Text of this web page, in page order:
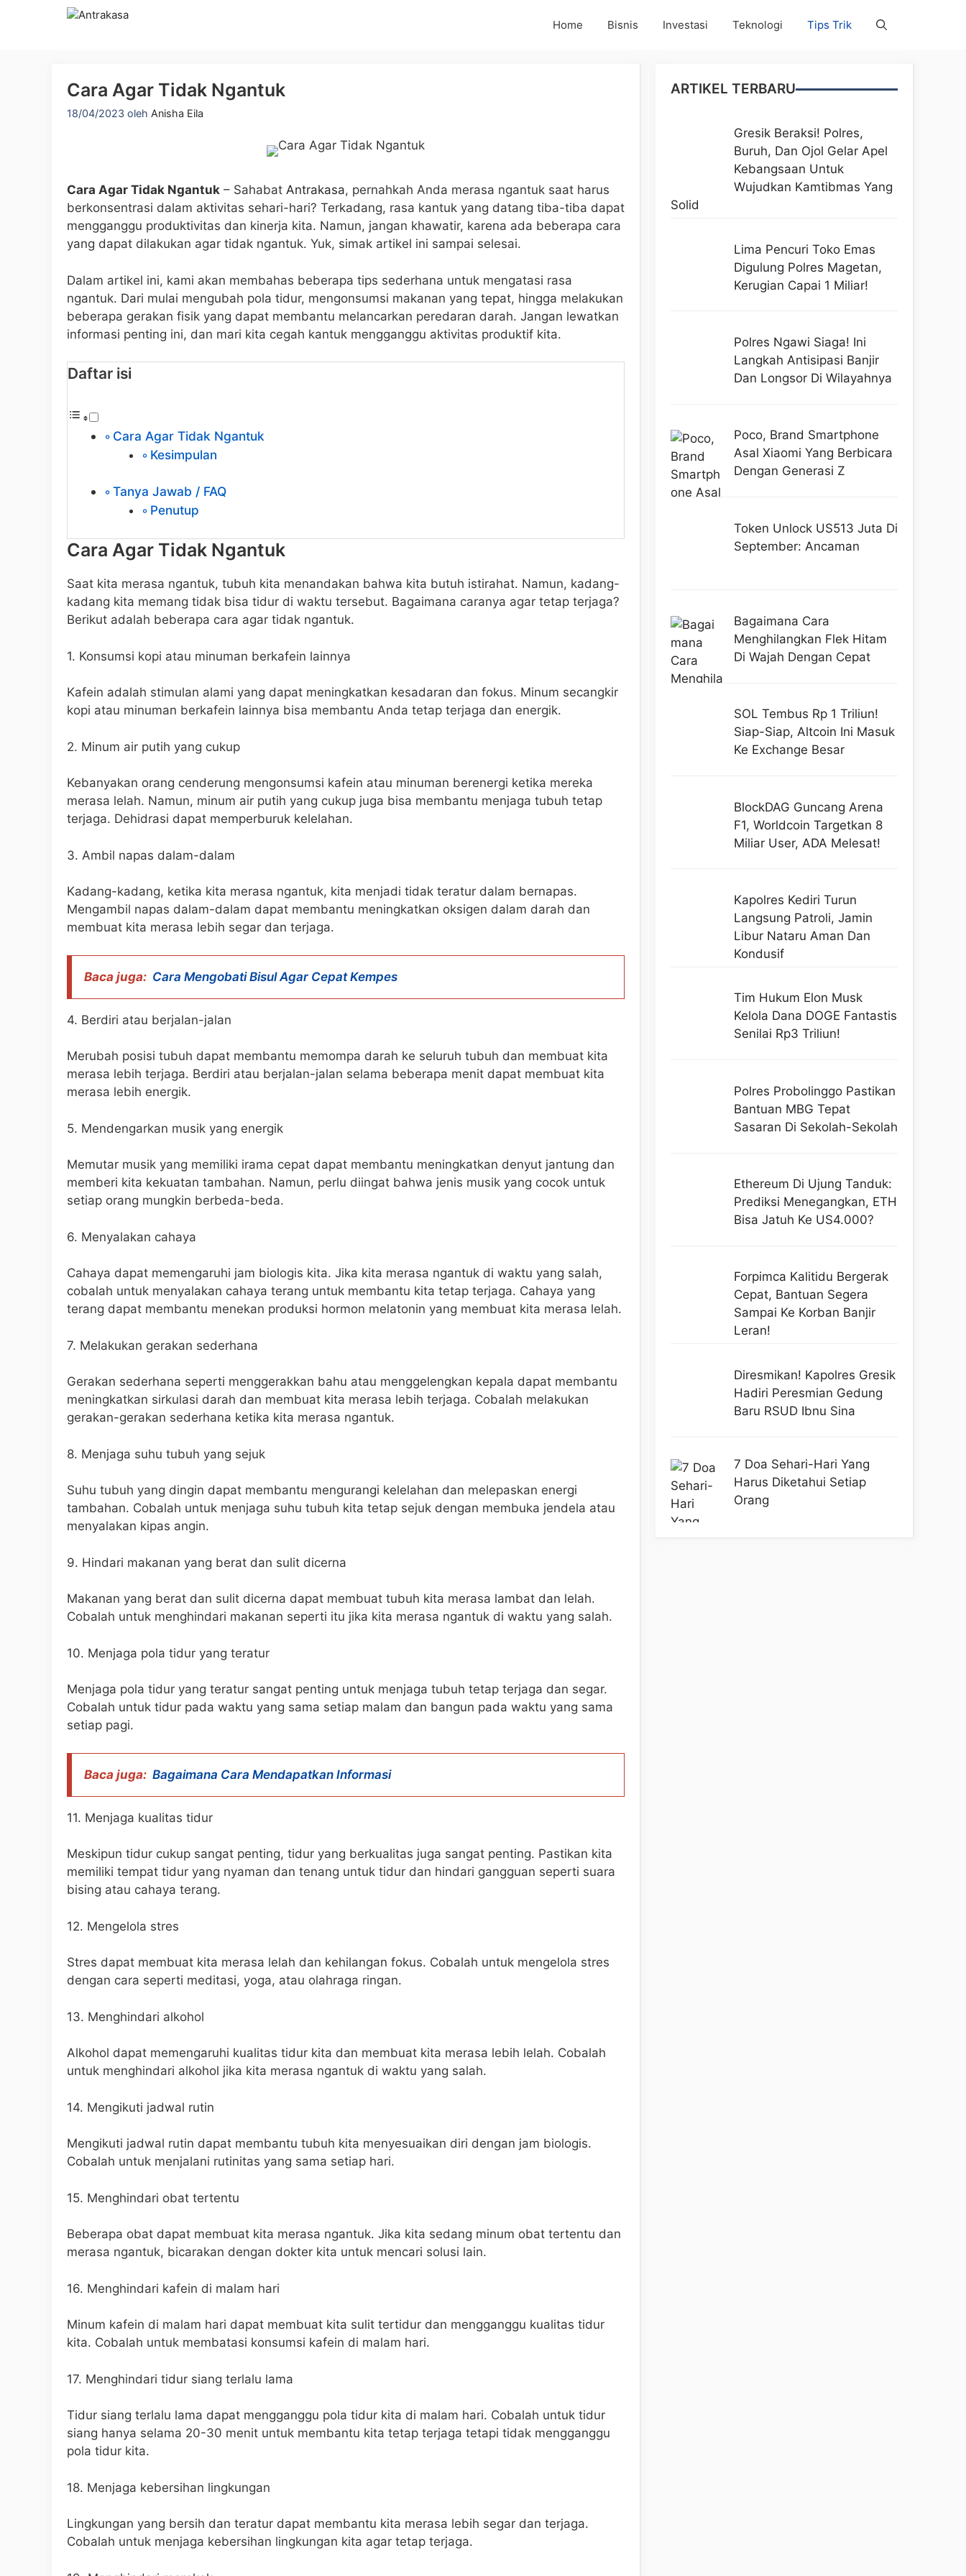
Home Bisnis Investasi Teknologi Tips Trik
Cara Agar Tidak Ngantuk
18/04/2023 oleh Anisha Eila
Cara Agar Tidak Ngantuk – Sahabat Antrakasa, pernahkah Anda merasa ngantuk saat harus
berkonsentrasi dalam aktivitas sehari-hari? Terkadang, rasa kantuk yang datang tiba-tiba dapat
mengganggu produktivitas dan kinerja kita. Namun, jangan khawatir, karena ada beberapa cara
yang dapat dilakukan agar tidak ngantuk. Yuk, simak artikel ini sampai selesai.
Dalam artikel ini, kami akan membahas beberapa tips sederhana untuk mengatasi rasa
ngantuk. Dari mulai mengubah pola tidur, mengonsumsi makanan yang tepat, hingga melakukan
beberapa gerakan fisik yang dapat membantu melancarkan peredaran darah. Jangan lewatkan
informasi penting ini, dan mari kita cegah kantuk mengganggu aktivitas produktif kita.
Daftar isi
Cara Agar Tidak Ngantuk
Kesimpulan
Tanya Jawab / FAQ
Penutup
Cara Agar Tidak Ngantuk
Saat kita merasa ngantuk, tubuh kita menandakan bahwa kita butuh istirahat. Namun, kadang-
kadang kita memang tidak bisa tidur di waktu tersebut. Bagaimana caranya agar tetap terjaga?
Berikut adalah beberapa cara agar tidak ngantuk.
1. Konsumsi kopi atau minuman berkafein lainnya
Kafein adalah stimulan alami yang dapat meningkatkan kesadaran dan fokus. Minum secangkir
kopi atau minuman berkafein lainnya bisa membantu Anda tetap terjaga dan energik.
2. Minum air putih yang cukup
Kebanyakan orang cenderung mengonsumsi kafein atau minuman berenergi ketika mereka
merasa lelah. Namun, minum air putih yang cukup juga bisa membantu menjaga tubuh tetap
terjaga. Dehidrasi dapat memperburuk kelelahan.
3. Ambil napas dalam-dalam
Kadang-kadang, ketika kita merasa ngantuk, kita menjadi tidak teratur dalam bernapas.
Mengambil napas dalam-dalam dapat membantu meningkatkan oksigen dalam darah dan
membuat kita merasa lebih segar dan terjaga.
Baca juga: Cara Mengobati Bisul Agar Cepat Kempes
4. Berdiri atau berjalan-jalan
Merubah posisi tubuh dapat membantu memompa darah ke seluruh tubuh dan membuat kita
merasa lebih terjaga. Berdiri atau berjalan-jalan selama beberapa menit dapat membuat kita
merasa lebih energik.
5. Mendengarkan musik yang energik
Memutar musik yang memiliki irama cepat dapat membantu meningkatkan denyut jantung dan
memberi kita kekuatan tambahan. Namun, perlu diingat bahwa jenis musik yang cocok untuk
setiap orang mungkin berbeda-beda.
6. Menyalakan cahaya
Cahaya dapat memengaruhi jam biologis kita. Jika kita merasa ngantuk di waktu yang salah,
cobalah untuk menyalakan cahaya terang untuk membantu kita tetap terjaga. Cahaya yang
terang dapat membantu menekan produksi hormon melatonin yang membuat kita merasa lelah.
7. Melakukan gerakan sederhana
Gerakan sederhana seperti menggerakkan bahu atau menggelengkan kepala dapat membantu
meningkatkan sirkulasi darah dan membuat kita merasa lebih terjaga. Cobalah melakukan
gerakan-gerakan sederhana ketika kita merasa ngantuk.
8. Menjaga suhu tubuh yang sejuk
Suhu tubuh yang dingin dapat membantu mengurangi kelelahan dan melepaskan energi
tambahan. Cobalah untuk menjaga suhu tubuh kita tetap sejuk dengan membuka jendela atau
menyalakan kipas angin.
9. Hindari makanan yang berat dan sulit dicerna
Makanan yang berat dan sulit dicerna dapat membuat tubuh kita merasa lambat dan lelah.
Cobalah untuk menghindari makanan seperti itu jika kita merasa ngantuk di waktu yang salah.
10. Menjaga pola tidur yang teratur
Menjaga pola tidur yang teratur sangat penting untuk menjaga tubuh tetap terjaga dan segar.
Cobalah untuk tidur pada waktu yang sama setiap malam dan bangun pada waktu yang sama
setiap pagi.
Baca juga: Bagaimana Cara Mendapatkan Informasi
11. Menjaga kualitas tidur
Meskipun tidur cukup sangat penting, tidur yang berkualitas juga sangat penting. Pastikan kita
memiliki tempat tidur yang nyaman dan tenang untuk tidur dan hindari gangguan seperti suara
bising atau cahaya terang.
12. Mengelola stres
Stres dapat membuat kita merasa lelah dan kehilangan fokus. Cobalah untuk mengelola stres
dengan cara seperti meditasi, yoga, atau olahraga ringan.
13. Menghindari alkohol
Alkohol dapat memengaruhi kualitas tidur kita dan membuat kita merasa lebih lelah. Cobalah
untuk menghindari alkohol jika kita merasa ngantuk di waktu yang salah.
14. Mengikuti jadwal rutin
Mengikuti jadwal rutin dapat membantu tubuh kita menyesuaikan diri dengan jam biologis.
Cobalah untuk menjalani rutinitas yang sama setiap hari.
15. Menghindari obat tertentu
Beberapa obat dapat membuat kita merasa ngantuk. Jika kita sedang minum obat tertentu dan
merasa ngantuk, bicarakan dengan dokter kita untuk mencari solusi lain.
16. Menghindari kafein di malam hari
Minum kafein di malam hari dapat membuat kita sulit tertidur dan mengganggu kualitas tidur
kita. Cobalah untuk membatasi konsumsi kafein di malam hari.
17. Menghindari tidur siang terlalu lama
Tidur siang terlalu lama dapat mengganggu pola tidur kita di malam hari. Cobalah untuk tidur
siang hanya selama 20-30 menit untuk membantu kita tetap terjaga tetapi tidak mengganggu
pola tidur kita.
18. Menjaga kebersihan lingkungan
Lingkungan yang bersih dan teratur dapat membantu kita merasa lebih segar dan terjaga.
Cobalah untuk menjaga kebersihan lingkungan kita agar tetap terjaga.
ARTIKEL TERBARU
Gresik Beraksi! Polres,
Buruh, Dan Ojol Gelar Apel
Kebangsaan Untuk
Wujudkan Kamtibmas Yang
Solid
Lima Pencuri Toko Emas
Digulung Polres Magetan,
Kerugian Capai 1 Miliar!
Polres Ngawi Siaga! Ini
Langkah Antisipasi Banjir
Dan Longsor Di Wilayahnya
Poco, Brand Smartphone
Asal Xiaomi Yang Berbicara
Dengan Generasi Z
Token Unlock US513 Juta Di
September: Ancaman
Bagaimana Cara
Menghilangkan Flek Hitam
Di Wajah Dengan Cepat
SOL Tembus Rp 1 Triliun!
Siap-Siap, Altcoin Ini Masuk
Ke Exchange Besar
BlockDAG Guncang Arena
F1, Worldcoin Targetkan 8
Miliar User, ADA Melesat!
Kapolres Kediri Turun
Langsung Patroli, Jamin
Libur Nataru Aman Dan
Kondusif
Tim Hukum Elon Musk
Kelola Dana DOGE Fantastis
Senilai Rp3 Triliun!
Polres Probolinggo Pastikan
Bantuan MBG Tepat
Sasaran Di Sekolah-Sekolah
Ethereum Di Ujung Tanduk:
Prediksi Menegangkan, ETH
Bisa Jatuh Ke US4.000?
Forpimca Kalitidu Bergerak
Cepat, Bantuan Segera
Sampai Ke Korban Banjir
Leran!
Diresmikan! Kapolres Gresik
Hadiri Peresmian Gedung
Baru RSUD Ibnu Sina
7 Doa Sehari-Hari Yang
Harus Diketahui Setiap
Orang